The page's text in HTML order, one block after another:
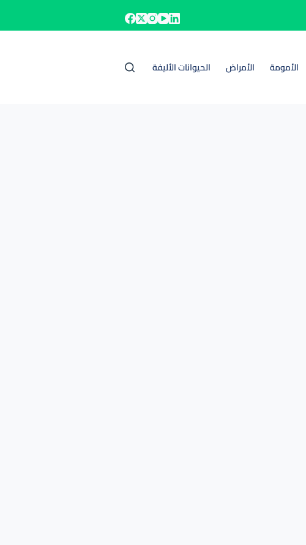
الأمومة الأمراض الحيوانات الأليفة